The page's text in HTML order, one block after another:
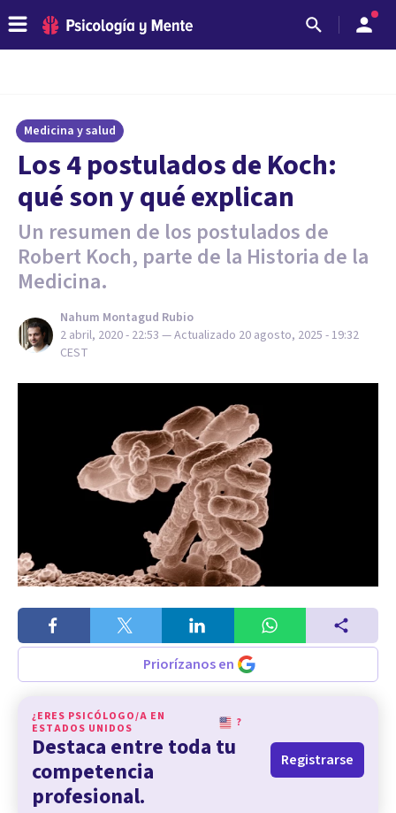
Medicina y salud
Los 4 postulados de Koch:
qué son y qué explican
Un resumen de los postulados de
Robert Koch, parte de la Historia de la
Medicina.
Nahum Montagud Rubio
2 abril, 2020 - 22:53 — Actualizado 20 agosto, 2025 - 19:32
CEST
Priorízanos en
¿ERES PSICÓLOGO/A EN
ESTADOS UNIDOS
?
Destaca entre toda tu
competencia
profesional.
Registrarse